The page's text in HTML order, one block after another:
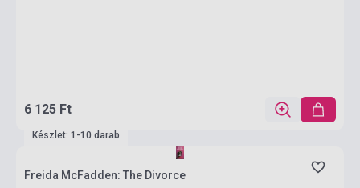
6 125 Ft
Készlet: 1-10 darab
Freida McFadden: The Divorce